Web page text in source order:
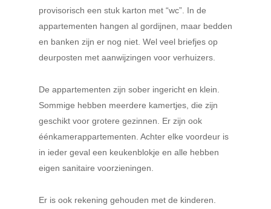
provisorisch een stuk karton met “wc”. In de
appartementen hangen al gordijnen, maar bedden
en banken zijn er nog niet. Wel veel briefjes op
deurposten met aanwijzingen voor verhuizers.
De appartementen zijn sober ingericht en klein.
Sommige hebben meerdere kamertjes, die zijn
geschikt voor grotere gezinnen. Er zijn ook
éénkamerappartementen. Achter elke voordeur is
in ieder geval een keukenblokje en alle hebben
eigen sanitaire voorzieningen.
Er is ook rekening gehouden met de kinderen.